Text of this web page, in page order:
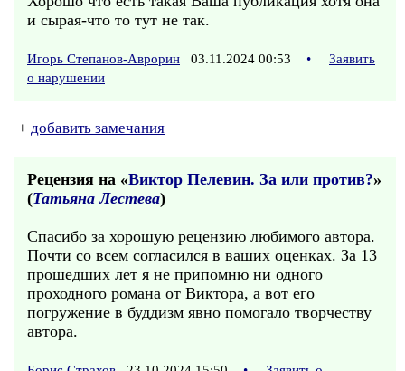
и сырая-что то тут не так.
Игорь Степанов-Аврорин 03.11.2024 00:53 •
Заявить
о нарушении
+ добавить замечания
Рецензия на «Виктор Пелевин. За или против?»
(Татьяна Лестева)
Спасибо за хорошую рецензию любимого автора.
Почти со всем согласился в ваших оценках. За 13
прошедших лет я не припомню ни одного
проходного романа от Виктора, а вот его
погружение в буддизм явно помогало творчеству
автора.